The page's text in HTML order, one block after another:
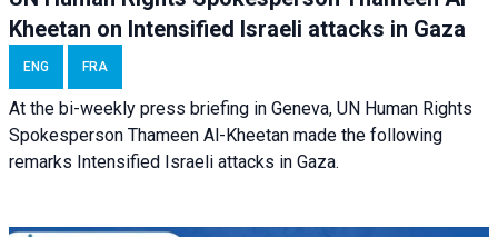
Kheetan on Intensified Israeli attacks in Gaza
ENG FRA
At the bi-weekly press briefing in Geneva, UN Human Rights
Spokesperson Thameen Al-Kheetan made the following
remarks Intensified Israeli attacks in Gaza.